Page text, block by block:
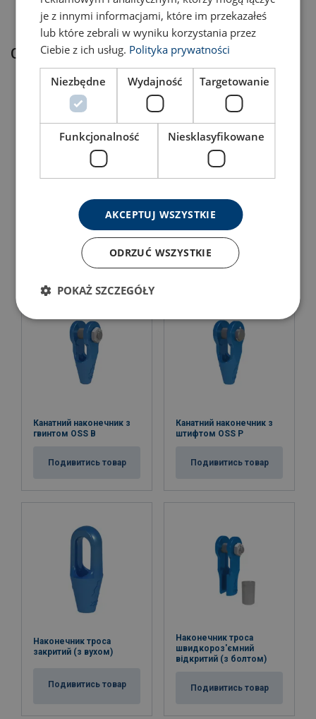
Коефіціент запасу міцності:
Cупутні товари
Nemag швидкороз'ємна
ланка для канатних груш
Подивитись товар
NEMAG тип S груша
канатна
Подивитись товар
Канатний наконечник з
гвинтом OSS B
Подивитись товар
Канатний наконечник з
штифтом OSS Р
Подивитись товар
Наконечник троса
закритий (з вухом)
Подивитись товар
Наконечник троса
швидкороз'ємний
відкритий (з болтом)
Подивитись товар
je z innymi informacjami, które im przekazałeś
lub które zebrali w wyniku korzystania przez
Ciebie z ich usług. Polityka prywatności
Niezbędne Wydajność Targetowanie
Funkcjonalność Niesklasyfikowane
AKCEPTUJ WSZYSTKIE
ODRZUĆ WSZYSTKIE
POKAŻ SZCZEGÓŁY